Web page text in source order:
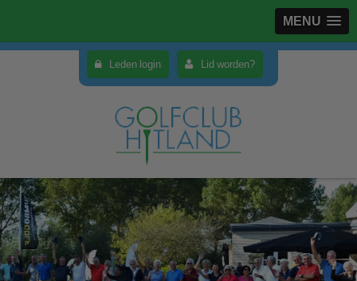
MENU
Leden login Lid worden?